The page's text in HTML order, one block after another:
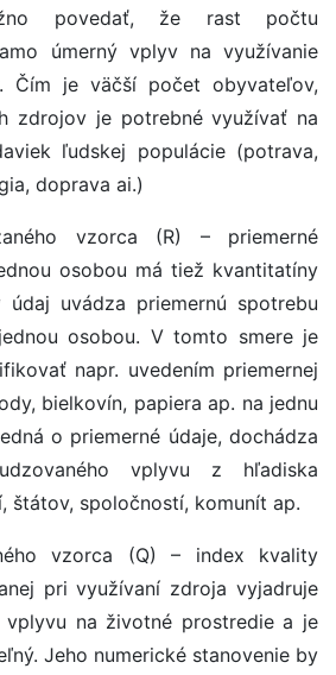
povedať, že rast počtu
úmerný vplyv na využívanie
Čím je väčší počet obyvateľov,
zdrojov je potrebné využívať na
ľudskej populácie (potrava,
doprava ai.)
vzorca (R) – priemerné
osobou má tiež kvantitatíny
údaj uvádza priemernú spotrebu
osobou. V tomto smere je
napr. uvedením priemernej
bielkovín, papiera ap. na jednu
o priemerné údaje, dochádza
vplyvu z hľadiska
štátov, spoločností, komunít ap.
vzorca (Q) – index kvality
pri využívaní zdroja vyjadruje
vplyvu na životné prostredie a je
Jeho numerické stanovenie by